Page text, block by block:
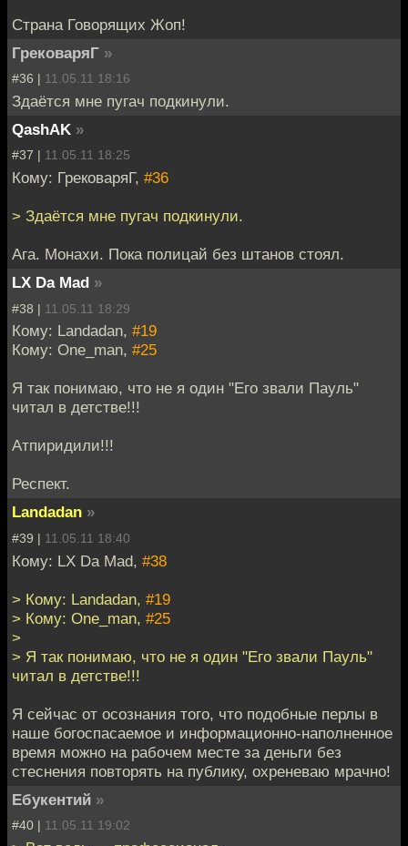
Страна Говорящих Жоп!
ГрековаряГ »
#36 | 11.05.11 18:16
Здаётся мне пугач подкинули.
QashAK »
#37 | 11.05.11 18:25
Кому: ГрековаряГ, #36
> Здаётся мне пугач подкинули.
Ага. Монахи. Пока полицай без штанов стоял.
LX Da Mad »
#38 | 11.05.11 18:29
Кому: Landadan, #19
Кому: One_man, #25
Я так понимаю, что не я один "Его звали Пауль"
читал в детстве!!!
Атпиридили!!!
Респект.
Landadan »
#39 | 11.05.11 18:40
Кому: LX Da Mad, #38
> Кому: Landadan, #19
> Кому: One_man, #25
>
> Я так понимаю, что не я один "Его звали Пауль"
читал в детстве!!!
Я сейчас от осознания того, что подобные перлы в
наше богоспасаемое и информационно-наполненное
время можно на рабочем месте за деньги без
стеснения повторять на публику, охреневаю мрачно!
Ебукентий »
#40 | 11.05.11 19:02